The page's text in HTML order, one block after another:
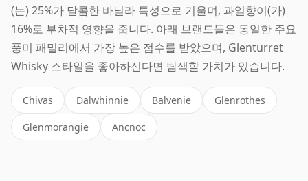
(는) 25%가 달콤한 바닐라 특성으로 기울며, 과일향이(가)
16%로 부차적 영향을 줍니다. 아래 브랜드들은 동일한 주요
풍미 패밀리에서 가장 높은 점수를 받았으며, Glenturret
Whisky 스타일을 좋아하신다면 탐색할 가치가 있습니다.
Chivas Dalwhinnie Balvenie Glenrothes
Glenmorangie Ancnoc